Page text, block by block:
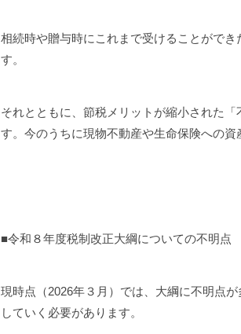
相続時や贈与時にこれまで受けることがで
す。
それとともに、節税メリットが縮小された
す。今のうちに現物不動産や生命保険への資
■令和８年度税制改正大綱についての不明点
現時点（2026年３月）では、大綱に不明点
していく必要があります。